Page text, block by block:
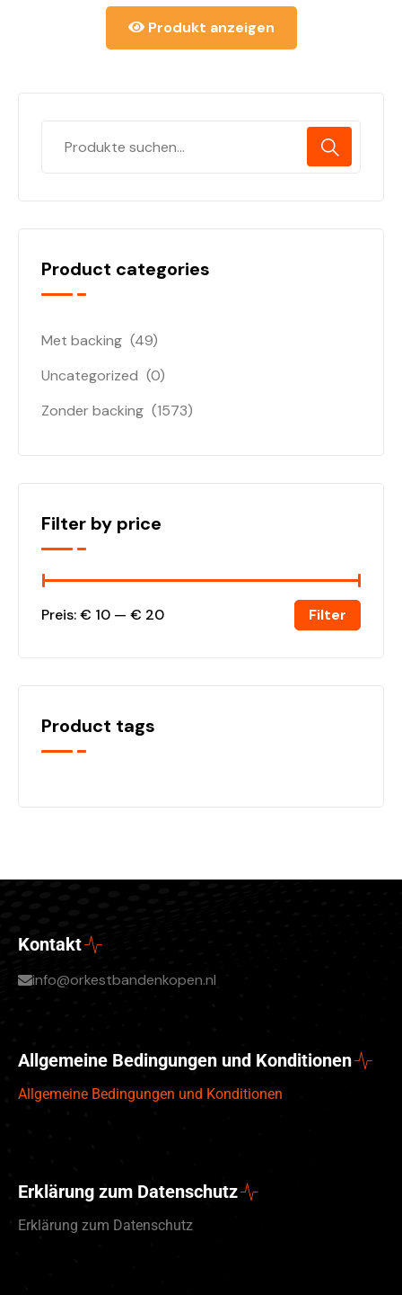
Produkt anzeigen
Product categories
Met backing (49)
Uncategorized (0)
Zonder backing (1573)
Filter by price
Filter
Preis:€ 10 — € 20
Product tags
Kontakt
info@orkestbandenkopen.nl
Allgemeine Bedingungen und Konditionen
Allgemeine Bedingungen und Konditionen
Erklärung zum Datenschutz
Erklärung zum Datenschutz